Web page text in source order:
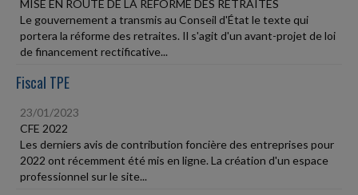
MISE EN ROUTE DE LA RÉFORME DES RETRAITES
Le gouvernement a transmis au Conseil d'État le texte qui
portera la réforme des retraites. Il s'agit d'un avant-projet de loi
de financement rectificative...
Fiscal TPE
23/01/2023
CFE 2022
Les derniers avis de contribution foncière des entreprises pour
2022 ont récemment été mis en ligne. La création d'un espace
professionnel sur le site...